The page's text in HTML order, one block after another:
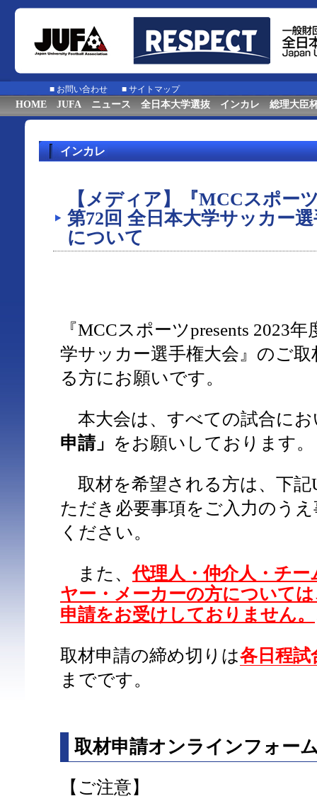
■ お問い合わせ ■ サイトマップ
HOME JUFA ニュース 全日本大学選抜 インカレ 総理大臣
インカレ
【メディア】『MCCスポー
第72回 全日本大学サッカー
について
『MCCスポーツpresents 2023
学サッカー選手権大会』のご
る方にお願いです。
本大会は、すべての試合にお
申請」 をお願いしております。
取材を希望される方は、下記
ただき必要事項をご入力のう
ください。
また、代理人・仲介人・チ
ヤー・メーカーの方について
申請をお受けしておりません。
取材申請の締め切りは各日程試
までです。
取材申請オンラインフォー
【ご注意】